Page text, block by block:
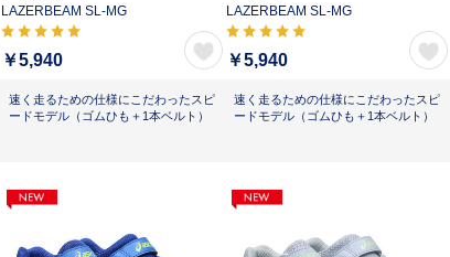
LAZERBEAM SL-MG
￥5,940
速く走るための仕様にこだわったスピ
ードモデル（ゴムひも＋1本ベルト）
LAZERBEAM SL-MG
￥5,940
速く走るための仕様にこだわったスピ
ードモデル（ゴムひも＋1本ベルト）